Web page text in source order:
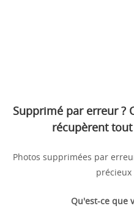
Supprimé par erreur ?
récupèrent
Photos supprimées par
précieux
Qu'est-ce que